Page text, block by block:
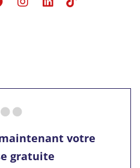
votre
gratuite